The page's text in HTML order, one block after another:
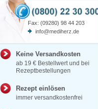
Fax: (09280) 98 44 203
info@mediherz.de
Keine Versandkosten
ab 19 € Bestellwert und bei
Rezeptbestellungen
Rezept einlösen
immer versandkostenfrei